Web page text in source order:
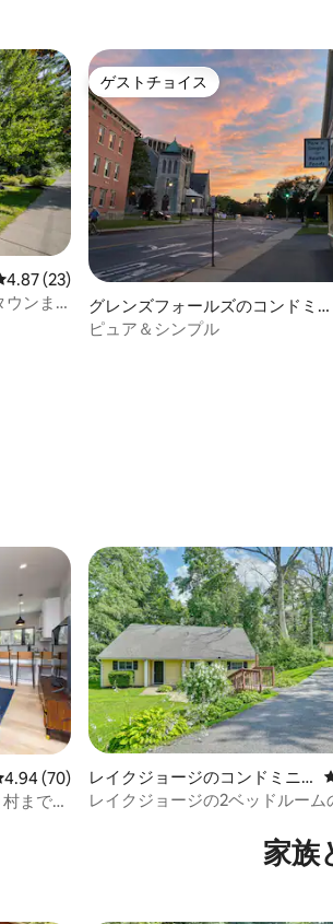
ビュー23件、5つ星中4.87つ星の平均評価
4.87 (23)
ンま
ゲストチョイス
ゲストチョイス
グレンズフォールズのコンドミニ
アム
ピュア＆シンプル
ビュー70件、5つ星中4.94つ星の平均評価
4.94 (70)
まで徒
レイクジョージのコンドミニ
アム
レイクジョージの2ベッドルーム
家族